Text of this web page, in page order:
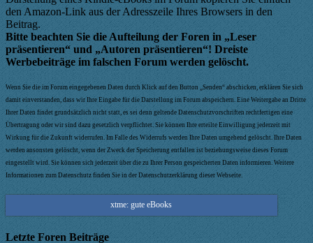
den Amazon-Link aus der Adresszeile Ihres Browsers in den
Beitrag.
Bitte beachten Sie die Aufteilung der Foren in „Leser
präsentieren“ und „Autoren präsentieren“! Dreiste
Werbebeiträge im falschen Forum werden gelöscht.
Wenn Sie die im Forum eingegebenen Daten durch Klick auf den Button „Senden“ abschicken, erklären Sie sich
damit einverstanden, dass wir Ihre Eingabe für die Darstellung im Forum abspeichern. Eine Weitergabe an Dritte
Ihrer Daten findet grundsätzlich nicht statt, es sei denn geltende Datenschutzvorschriften rechtfertigen eine
Übertragung oder wir sind dazu gesetzlich verpflichtet. Sie können Ihre erteilte Einwilligung jederzeit mit
Wirkung für die Zukunft widerrufen. Im Falle des Widerrufs werden Ihre Daten umgehend gelöscht. Ihre Daten
werden ansonsten gelöscht, wenn der Zweck der Speicherung entfallen ist beziehungsweise dieses Forum
eingestellt wird. Sie können sich jederzeit über die zu Ihrer Person gespeicherten Daten informieren. Weitere
Informationen zum Datenschutz finden Sie in der Datenschutzerklärung dieser Webseite.
xtme: gute eBooks
Letzte Foren Beiträge